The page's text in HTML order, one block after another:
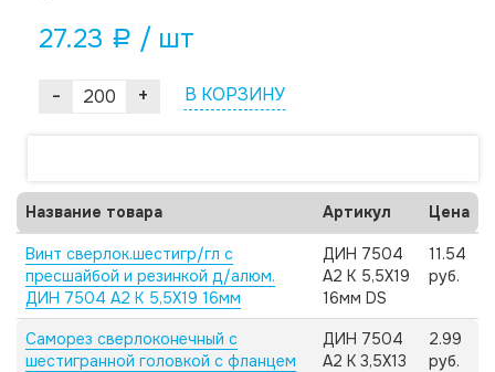
27.23 a / шт
- + В КОРЗИНУ
Название товара Артикул Цена
Винт сверлок.шестигр/гл с
пресшайбой и резинкой д/алюм.
ДИН 7504 А2 K 5,5X19 16мм
ДИН 7504
А2 K 5,5X19
16мм DS
11.54
руб.
Саморез сверлоконечный с
шестигранной головкой с фланцем
ДИН 7504
А2 K 3,5X13
2.99
руб.